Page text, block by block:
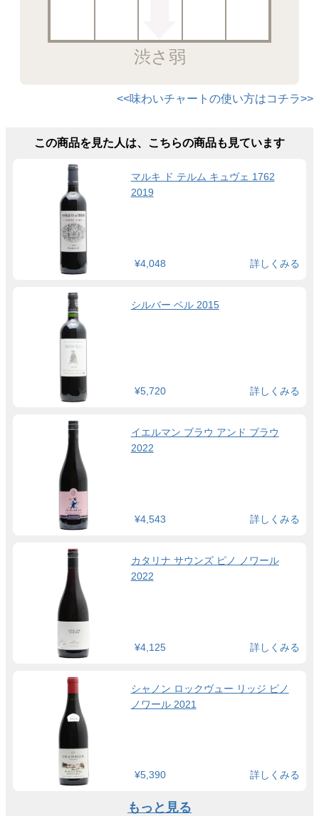
渋さ弱
<<味わいチャートの使い方はコチラ>>
この商品を見た人は、こちらの商品も見ています
マルキ ド テルム キュヴェ 1762
2019
¥4,048 詳しくみる
シルバー ベル 2015
¥5,720 詳しくみる
イエルマン ブラウ アンド ブラウ
2022
¥4,543 詳しくみる
カタリナ サウンズ ピノ ノワール
2022
¥4,125 詳しくみる
シャノン ロックヴュー リッジ ピノ
ノワール 2021
¥5,390 詳しくみる
もっと見る